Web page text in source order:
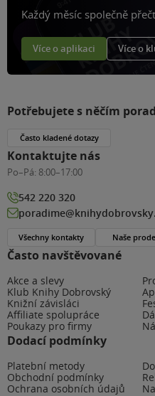
Každý měsíc společně
Více o aplikaci Více o
Často navštěvované
Akce a slevy
Klub Knihy Dobrovský
Knižní závisláci
Affiliate spolupráce
Poukazy pro firmy
Dodací podmínky
Platební metody
Obchodní podmínky
Ochrana osobních údajů
Potřebujete s něčím
Často kladené dotazy
Kontaktujte nás
Po–Pá: 8:00–17:00
542 220 320
Všechny kontakty Naše